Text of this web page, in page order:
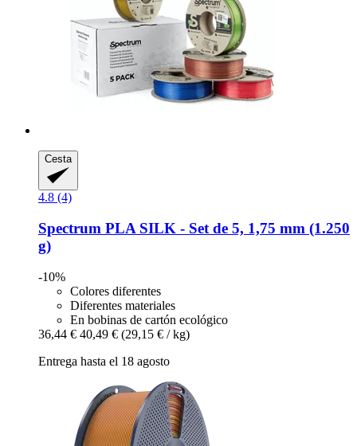
Cesta
4.8 (4)
Spectrum PLA SILK -​ Set de 5, 1,75 mm (1.250
g)
-10%
Colores diferentes
Diferentes materiales
En bobinas de cartón ecológico
36,44 € 40,49 € (29,15 € / kg)
Entrega hasta el 18 agosto